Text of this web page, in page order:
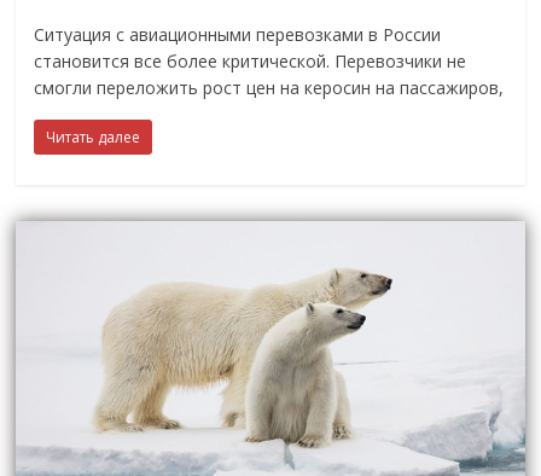
Ситуация с авиационными перевозками в России
становится все более критической. Перевозчики не
смогли переложить рост цен на керосин на пассажиров,
Читать далее